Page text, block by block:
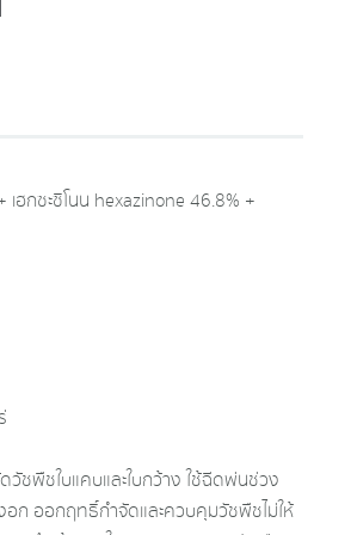
ฮกซะซิโนน hexazinone 46.8% +
วัชพืชใบแคบและใบกว้าง ใช้ฉีดพ่นช่วง
ก ออกฤทธิ์กำจัดและควบคุมวัชพืชไม่ให้